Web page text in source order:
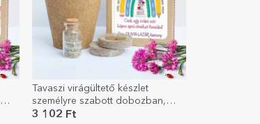
Tavaszi virágültető készlet
személyre szabott dobozban,
üzenettel a tanároknak
3 102 Ft